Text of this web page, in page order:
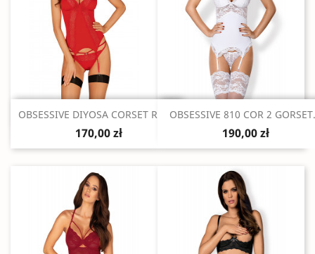
Szybki podgląd
OBSESSIVE DIYOSA CORSET RED...
170,00 zł
Szybki podgląd
OBSESSIVE 810 COR 2
190,00 zł